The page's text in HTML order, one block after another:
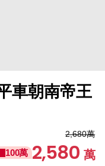
車朝南帝王
2,680萬
100萬 2,580萬